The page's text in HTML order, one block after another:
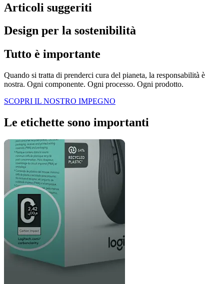
Articoli suggeriti
Design per la sostenibilità
Tutto è importante
Quando si tratta di prenderci cura del pianeta, la responsabilità è
nostra. Ogni componente. Ogni processo. Ogni prodotto.
SCOPRI IL NOSTRO IMPEGNO
Le etichette sono importanti